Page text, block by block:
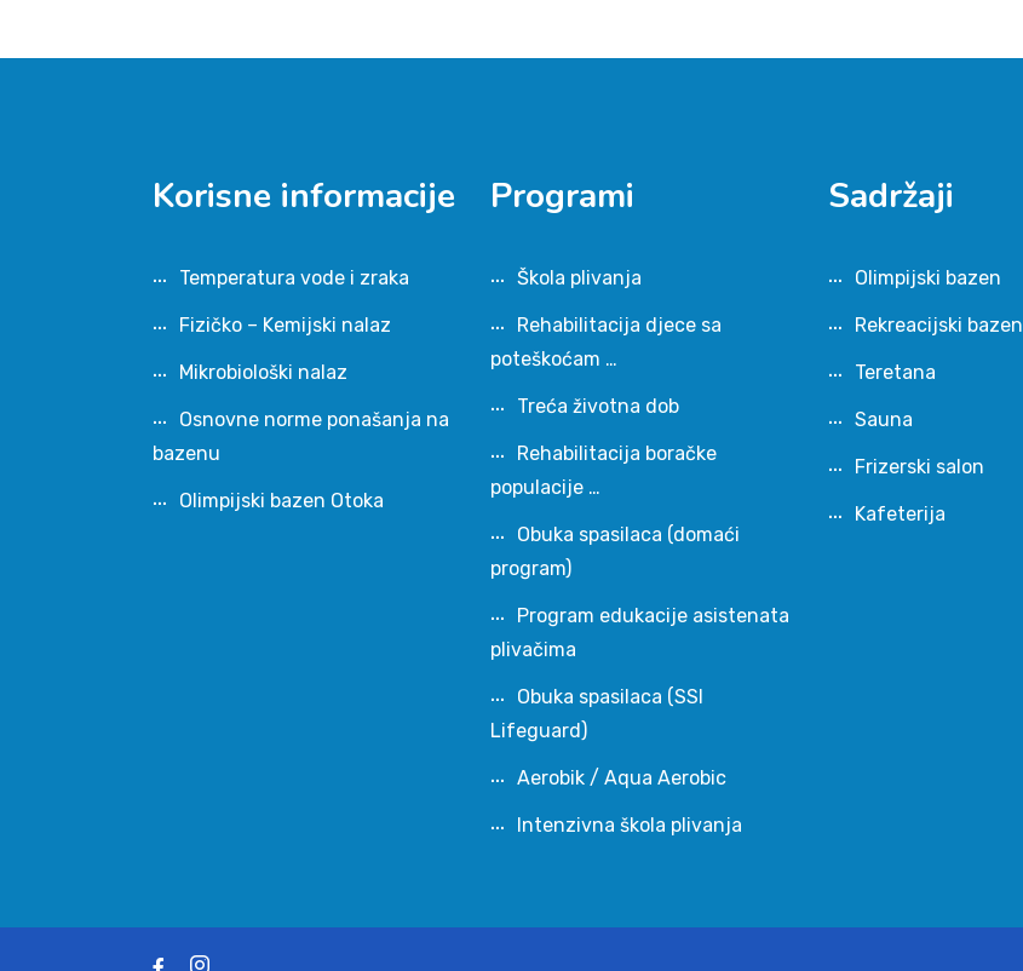
Korisne informacije
Temperatura vode i zraka
Fizičko – Kemijski nalaz
Mikrobiološki nalaz
Osnovne norme ponašanja na
bazenu
Olimpijski bazen Otoka
Programi
Škola plivanja
Rehabilitacija djece sa
poteškoćam …
Treća životna dob
Rehabilitacija boračke
populacije …
Obuka spasilaca (domaći
program)
Program edukacije asistenata
plivačima
Obuka spasilaca (SSI
Lifeguard)
Aerobik / Aqua Aerobic
Intenzivna škola plivanja
Sadržaji
Olimpijski bazen
Rekreacijski bazen
Teretana
Sauna
Frizerski salon
Kafeterija